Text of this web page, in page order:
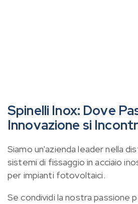
Spinelli Inox: Dove
Innovazione si
Siamo un'azienda leader nella
sistemi di fissaggio in acciaio
per impianti fotovoltaici.
Se condividi la nostra passione